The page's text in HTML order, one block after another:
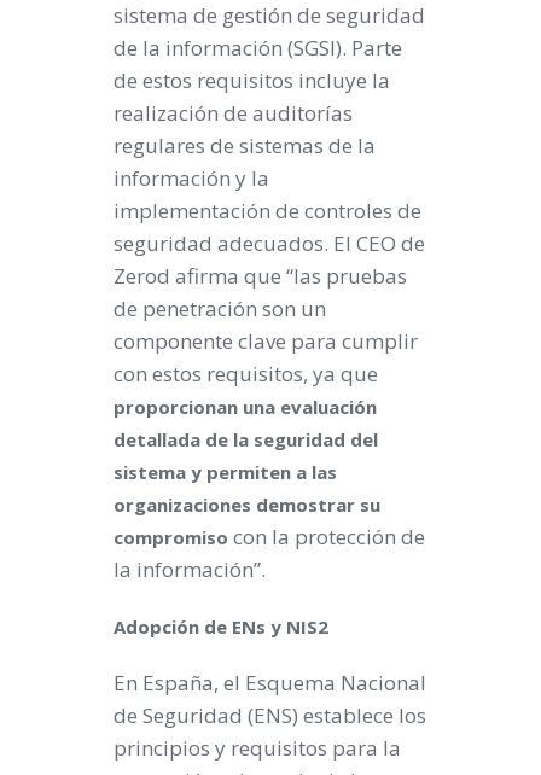
sistema de gestión de seguridad
de la información (SGSI). Parte
de estos requisitos incluye la
realización de auditorías
regulares de sistemas de la
información y la
implementación de controles de
seguridad adecuados. El CEO de
Zerod afirma que “las pruebas
de penetración son un
componente clave para cumplir
con estos requisitos, ya que
proporcionan una evaluación
detallada de la seguridad del
sistema y permiten a las
organizaciones demostrar su
compromiso con la protección de
la información”.
Adopción de ENs y NIS2
En España, el Esquema Nacional
de Seguridad (ENS) establece los
principios y requisitos para la